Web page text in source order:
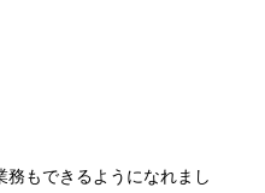
もできるようになれまし